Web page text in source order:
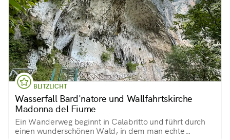
BLITZLICHT
Wasserfall Bard'natore und Wallfahrtskirche
Madonna del Fiume
Ein Wanderweg beginnt in Calabritto und führt durch
einen wunderschönen Wald, in dem man echte